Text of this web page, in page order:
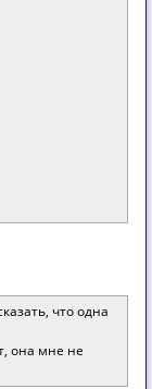
что одна
она мне не